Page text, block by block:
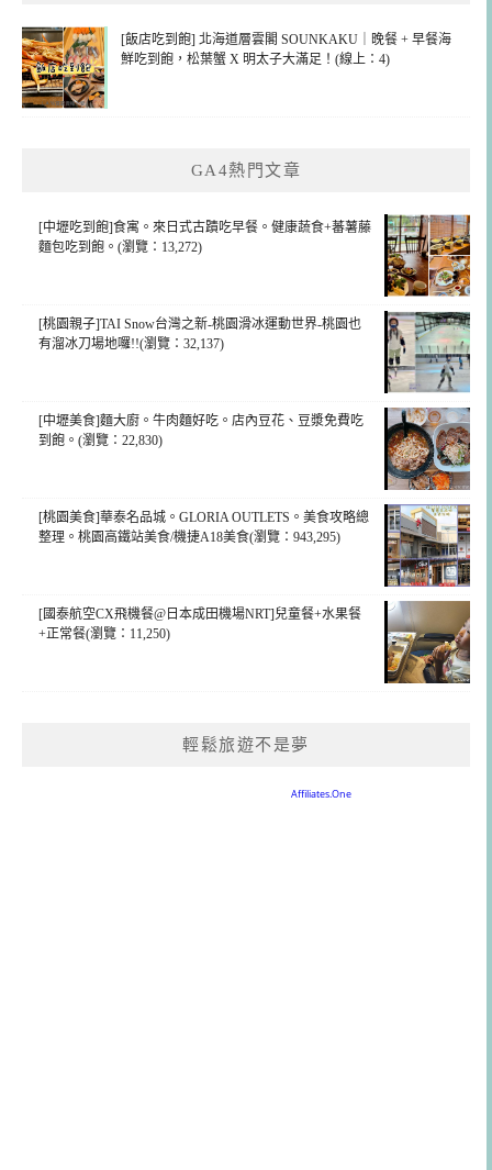
[飯店吃到飽] 北海道層雲閣 SOUNKAKU｜晚餐 + 早餐海
鮮吃到飽，松葉蟹 X 明太子大滿足！(線上：4)
GA4熱門文章
[中壢吃到飽]食寓。來日式古蹟吃早餐。健康蔬食+蕃薯藤
麵包吃到飽。(瀏覽：13,272)
[桃園親子]TAI Snow台灣之新-桃園滑冰運動世界-桃園也
有溜冰刀場地囉!!(瀏覽：32,137)
[中壢美食]麵大廚。牛肉麵好吃。店內豆花、豆漿免費吃
到飽。(瀏覽：22,830)
[桃園美食]華泰名品城。GLORIA OUTLETS。美食攻略總
整理。桃園高鐵站美食/機捷A18美食(瀏覽：943,295)
[國泰航空CX飛機餐@日本成田機場NRT]兒童餐+水果餐
+正常餐(瀏覽：11,250)
輕鬆旅遊不是夢